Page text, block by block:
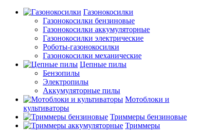
Газонокосилки
Газонокосилки бензиновые
Газонокосилки аккумуляторные
Газонокосилки электрические
Роботы-газонокосилки
Газонокосилки механические
Цепные пилы
Бензопилы
Электропилы
Аккумуляторные пилы
Мотоблоки и
культиваторы
Триммеры бензиновые
Триммеры